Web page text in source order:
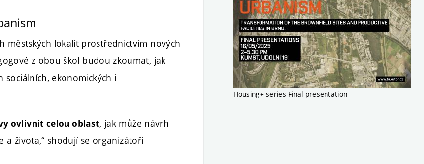
městských lokalit prostřednictvím nových
z obou škol budou zkoumat, jak
ekonomických i
ovlivnit celou oblast, jak může návrh
života,“ shodují se organizátoři
Housing+ series Final presentation